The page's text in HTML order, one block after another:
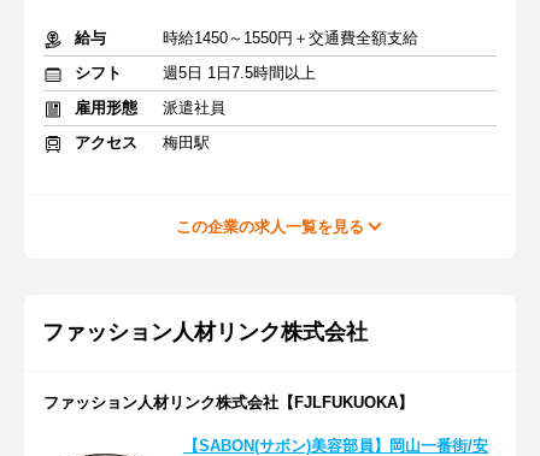
給与
時給1450～1550円＋交通費全額支給
シフト
週5日 1日7.5時間以上
雇用形態
派遣社員
アクセス
梅田駅
この企業の求人一覧を見る
ファッション人材リンク株式会社
ファッション人材リンク株式会社【FJLFUKUOKA】
【SABON(サボン)美容部員】岡山一番街/安